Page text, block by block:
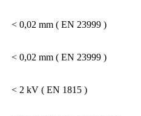
< 0,02 mm ( EN 23999 )
< 0,02 mm ( EN 23999 )
< 2 kV ( EN 1815 )